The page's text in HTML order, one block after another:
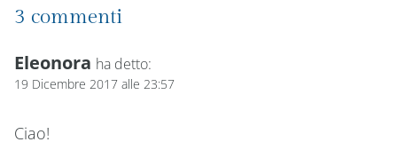
3 commenti
Eleonora ha detto:
19 Dicembre 2017 alle 23:57
Ciao!